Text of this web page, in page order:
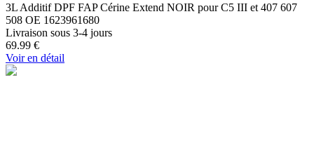
3L Additif DPF FAP Cérine Extend NOIR pour C5 III et 407 607
508 OE 1623961680
Livraison sous 3-4 jours
69.99 €
Voir en détail